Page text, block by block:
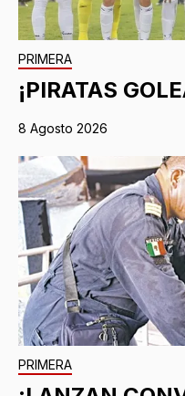
PRIMERA
¡PIRATAS
8 Agosto 2026
PRIMERA